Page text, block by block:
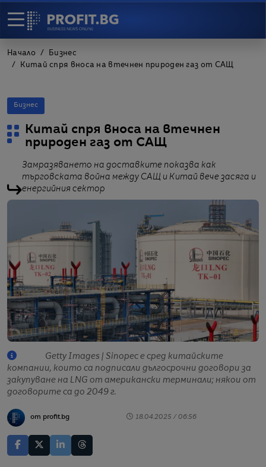
Начало
Бизнес
Китай спря вноса на втечнен природен газ от САЩ
Бизнес
Китай спря вноса на втечнен
природен газ от САЩ
Замразяването на доставките показва как
търговската война между САЩ и Китай вече засяга и
енергийния сектор
Getty Images | Sinopec е сред китайските
компании, които са подписали дългосрочни договори за
закупуване на LNG от американски терминали; някои от
договорите са до 2049 г.
от profit.bg 18.04.2025 / 06:56